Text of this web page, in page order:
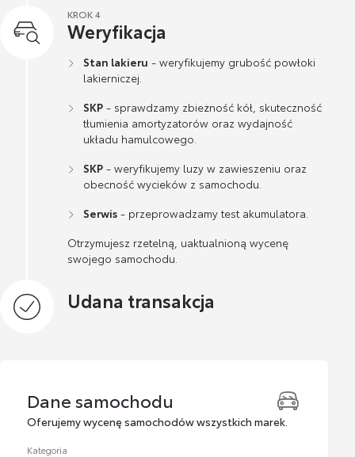
KROK 4
Weryfikacja
Stan lakieru - weryfikujemy grubość powłoki
lakierniczej.
SKP - sprawdzamy zbieżność kół, skuteczność
tłumienia amortyzatorów oraz wydajność
układu hamulcowego.
SKP - weryfikujemy luzy w zawieszeniu oraz
obecność wycieków z samochodu.
Serwis - przeprowadzamy test akumulatora.
Otrzymujesz rzetelną, uaktualnioną wycenę
swojego samochodu.
Udana transakcja
Dane samochodu
Dane samochodu
Oferujemy wycenę samochodów wszystkich marek.
Kategoria